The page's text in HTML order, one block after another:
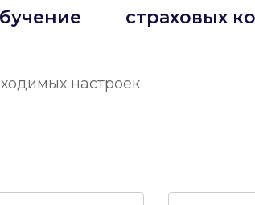
страховых
настроек